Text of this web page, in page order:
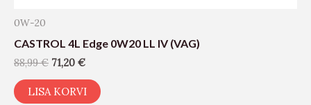
0W-20
CASTROL 4L Edge 0W20 LL IV (VAG)
88,99€ 71,20 €
LISA KORVI